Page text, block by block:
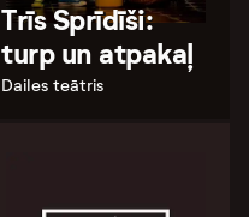
Trīs Sprīdīši:
turp un atpakaļ
Dailes teātris